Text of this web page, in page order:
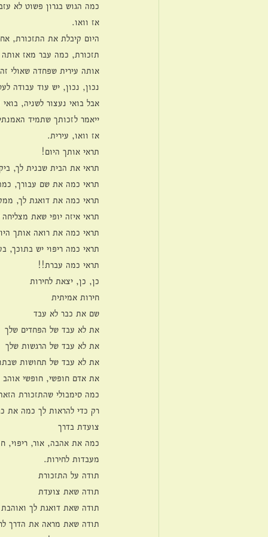
כמה הגוש בגרון פשוט לא
אז וואו.
היום קיבלת את התזכורת,
תזכורת, כמה עבר מאז אותה
אותה עירית שפחדה שאולי
נכון, נכון, יש עוד עבודה
אבל בואי נעצור לשניה,
ייאמר לזכותך שתמיד
אז וואו, עירית.
תראי אותך היום!
תראי את הבית שבנית לך,
תראי כמה את שם עבורך,
תראי כמה את דואגת לך,
תראי איזה יופי שאת
תראי כמה את רואה אותך
תראי כמה ריפוי יש בתוכך,
תראי כמה עברת!!
כן, כן, יצאת לחירות
חירות אמיתית
שם את כבר לא עבד
את לא עבד של הפחדים שלך
את לא עבד של הרגשות שלך
את לא עבד של תחושות
את אדם חופשי, חופשי אוהב
כמה סימבולי שהתזכורת
רק כדי להראות לך כמה את
צועדת בדרך
כמה את אהבה, אור, ריפוי,
מעבדות לחירות.
תודה על התזכורת
תודה שאת צועדת
תודה שאת דואגת לך
תודה שאת מראה את הדרך